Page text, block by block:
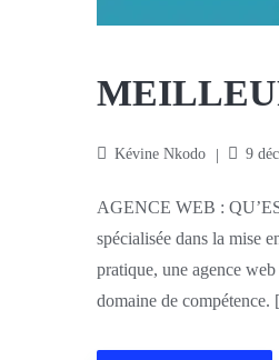
Kévine Nkodo 9
AGENCE WEB :
spécialisée dans la mise
pratique, une agence
domaine de